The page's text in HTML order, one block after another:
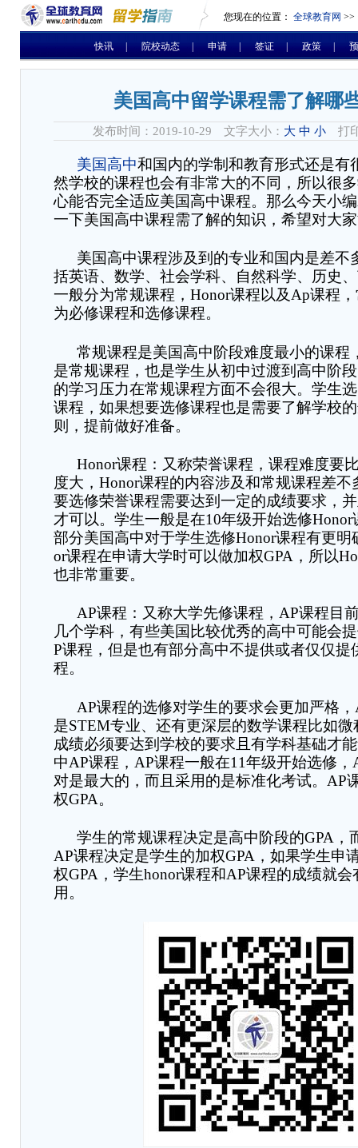
您现在的位置： 全球教育网 >>
快讯 院校动态 申请 签证 政策
美国高中留学课程需了解哪
发布时间：2019-10-29 文字大小： 大 中 小 打
美国高中和国内的学制和教育形式还是有
然学校的课程也会有非常大的不同，所以很
心能否完全适应美国高中课程。那么今天小
一下美国高中课程需了解的知识，希望对大
美国高中课程涉及到的专业和国内是差不
括英语、数学、社会学科、自然科学、历史
一般分为常规课程， Honor课程以及Ap课程
为必修课程和选修课程。
常规课程是美国高中阶段难度最小的课程
是常规课程，也是学生从初中过渡到高中阶
的学习压力在常规课程方面不会很大。 学生
课程 ， 如果想要选修课程也是需要了解学校
则，提前做好准备。
Honor课程：又称荣誉课程，课程难度要
度大， Honor课程的内容涉及和常规课程差不
要选修荣誉课程需要达到一定的成绩要求，
才可以。 学生一般是在10年级开始选修Honor
部分美国高中对于学生选修Honor课程有更明
or课程在申请大学时可以做加权GPA ，所以
也非常重要。
AP课程：又称大学先修课程，AP课程目
几个学科，有些美国比较优秀的高中可能会
P课程，但是也有部分高中不提供或者仅仅提
程。
AP课程的选修对学生的要求会更加严格，
是STEM专业、还有更深层的数学课程比如
成绩必须要达到学校的要求且有学科基础才
中AP课程， AP课程一般在11年级开始选修，
对是最大的，而且采用的是标准化考试。 AP
权GPA。
学生的常规课程决定是高中阶段的GPA ，
AP课程决定是学生的加权GPA ，如果学生申
权GPA ，学生honor课程和AP课程的成绩就会
用。